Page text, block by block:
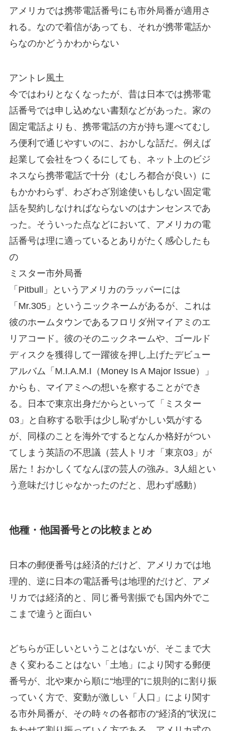
アメリカでは携帯電話番号にも市外局番が適用さ
れる。なので着信があっても、それが携帯電話か
らなのかどうかわからない
アントレ風土
今ではわりとなくなったが、昔は日本では携帯電
話番号では申し込めない書類などがあった。家の
固定電話よりも、携帯電話の方が持ち運べてむし
ろ便利で通じやすいのに、おかしな話だ。例えば
起業して会社をつくるにしても、ネット上のビジ
ネスなら携帯電話で十分（むしろ都合が良い）に
もかかわらず、わざわざ別途使いもしない固定電
話を契約しなければならないのはナンセンスであ
った。そういった点などにおいて、アメリカの電
話番号は理に適っているとありがたく感心したも
の
ミスター市外局番
「Pitbull」というアメリカのラッパーには
「Mr.305」というニックネームがあるが、これは
彼のホームタウンであるフロリダ州マイアミのエ
リアコード。彼のそのニックネームや、ゴールド
ディスクを獲得して一躍彼を押し上げたデビュー
アルバム「M.I.A.M.I（Money Is A Major Issue）」
からも、マイアミへの想いを察することができ
る。日本で東京出身だからといって「ミスター
03」と自称する歌手は少し恥ずかしい気がする
が、同様のことを海外でするとなんか格好がつい
てしまう英語の不思議（芸人トリオ「東京03」が
居た！おかしくてなんぼの芸人の強み。3人組とい
う意味だけじゃなかったのだと、思わず感動）
他種・他国番号との比較まとめ
日本の郵便番号は経済的だけど、アメリカでは地
理的、逆に 日本の電話番号は地理的だけど、アメ
リカでは経済的 と、同じ番号割振でも国内外でこ
こまで違うと面白い
どちらが正しいということはないが、そこまで大
きく変わることはない「土地」により関する郵便
番号が、北や東から順に“地理的”に規則的に割り振
っていく方で、変動が激しい「人口」により関す
る市外局番が、その時々の各都市の“経済的”状況に